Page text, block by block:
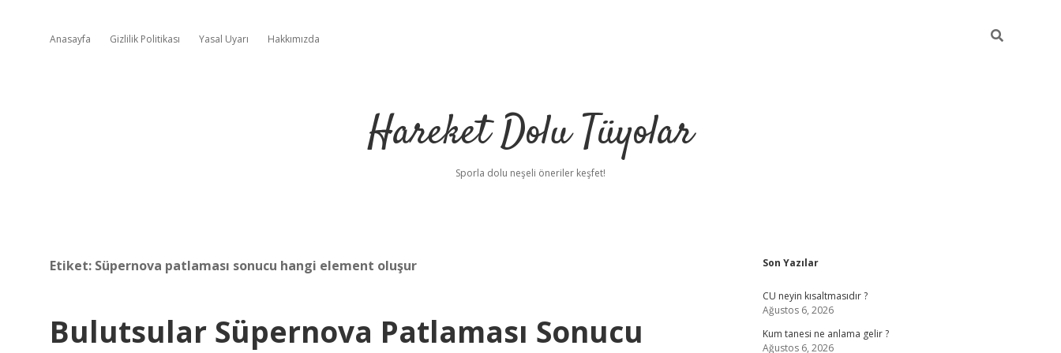
Anasayfa Gizlilik Politikası Yasal Uyarı Hakkımızda
Hareket Dolu Tüyolar
Sporla dolu neşeli öneriler keşfet!
Etiket: Süpernova patlaması sonucu hangi element oluşur
Bulutsular Süpernova Patlaması Sonucu
Sidebar
Son Yazılar
CU neyin kısaltmasıdır ?
Ağustos 6, 2026
Kum tanesi ne anlama gelir ?
Ağustos 6, 2026